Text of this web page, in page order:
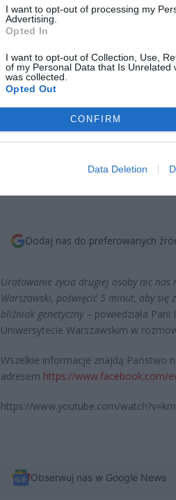
I want to opt-out of processing my
Advertising.
Opted In
I want to opt-out of Collection, Use,
of my Personal Data that Is Unrelated
was collected.
Opted Out
CONFIRM
Data Deletion
Dodaj nas do preferowanych
Uratowanie życia drugiej osoby nic nas
Warszawski, poświęcić 5 minut, aby się
bliźniak genetyczny– powiedziała Pani
Uniwersytecie Warszawskim w
Wszelkie informacje znajdą Państwo
adresem https://www.facebook.com/
https://www.youtube.com/
Obserwuj nas w Google News